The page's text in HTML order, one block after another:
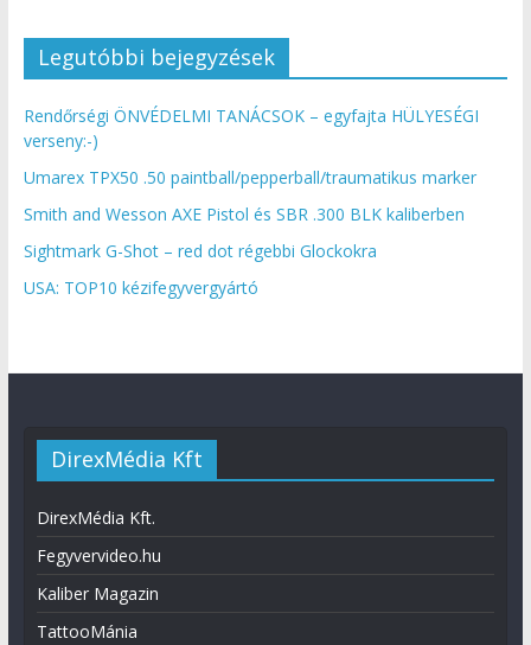
Legutóbbi bejegyzések
Rendőrségi ÖNVÉDELMI TANÁCSOK – egyfajta HÜLYESÉGI
verseny:-)
Umarex TPX50 .50 paintball/pepperball/traumatikus marker
Smith and Wesson AXE Pistol és SBR .300 BLK kaliberben
Sightmark G-Shot – red dot régebbi Glockokra
USA: TOP10 kézifegyvergyártó
DirexMédia Kft
DirexMédia Kft.
Fegyvervideo.hu
Kaliber Magazin
TattooMánia